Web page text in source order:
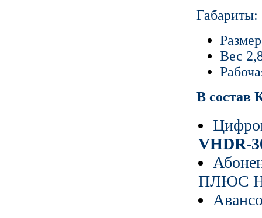
Габариты:
Вес
В состав
VHDR-
ПЛЮС